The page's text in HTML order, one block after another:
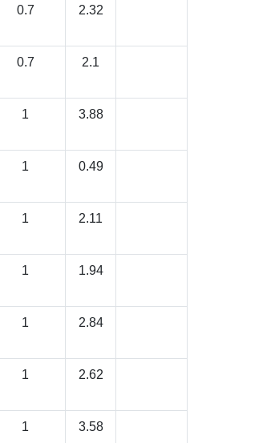
0.7 2.32
0.7 2.1
1 3.88
1 0.49
1 2.11
1 1.94
1 2.84
1 2.62
1 3.58